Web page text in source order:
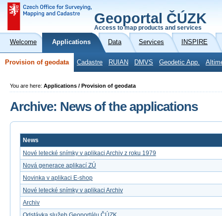
Geoportal ČÚZK
Access to map products and services
Welcome Applications Data Services INSPIRE
Provision of geodata Cadastre RUIAN DMVS Geodetic App.
You are here: Applications / Provision of geodata
Archive: News of the applications
News
Nové letecké snímky v aplikaci Archiv z roku 1979
Nová generace aplikací ZÚ
Novinka v aplikaci E-shop
Nové letecké snímky v aplikaci Archiv
Archiv